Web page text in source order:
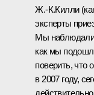
Ж.-К.Килли
эксперты
Мы наблюдали
как мы
поверить, что
в 2007 году,